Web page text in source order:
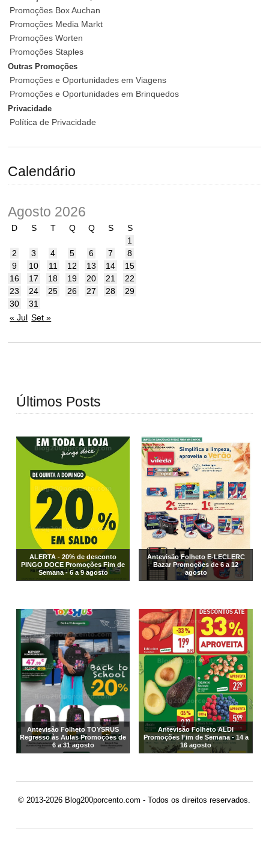
Promoções Box Auchan
Promoções Media Markt
Promoções Worten
Promoções Staples
Outras Promoções
Promoções e Oportunidades em Viagens
Promoções e Oportunidades em Brinquedos
Privacidade
Política de Privacidade
Calendário
Agosto 2026
D S T Q Q S
S
1
2
3 4 5 6 7
8
9
10 11 12 13 14
15
16
17 18 19 20 21
22
23
24 25 26 27 28
29
30
31
« Jul Set »
Últimos Posts
ALERTA - 20% de desconto
PINGO DOCE Promoções Fim de
Semana - 6 a 9 agosto
Antevisão Folheto E-LECLERC
Bazar Promoções de 6 a 12
agosto
Antevisão Folheto TOYSRUS
Regresso às Aulas Promoções de
6 a 31 agosto
Antevisão Folheto ALDI
Promoções Fim de Semana - 14 a
16 agosto
© 2013-2026 Blog200porcento.com - Todos os direitos reservados.